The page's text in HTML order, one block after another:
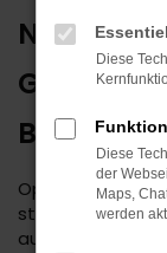
NUTZEN
BALINGEN
Opel ist ein
steht einerseits
auch für
Diese
Diese
der
Maps,
werden